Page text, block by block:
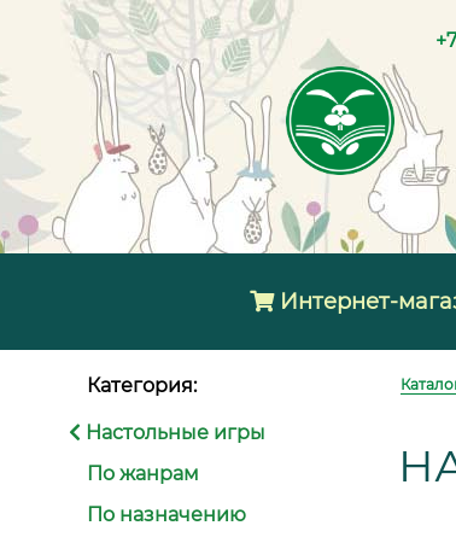
Интернет-
Категория:
Настольные игры
По жанрам
По назначению